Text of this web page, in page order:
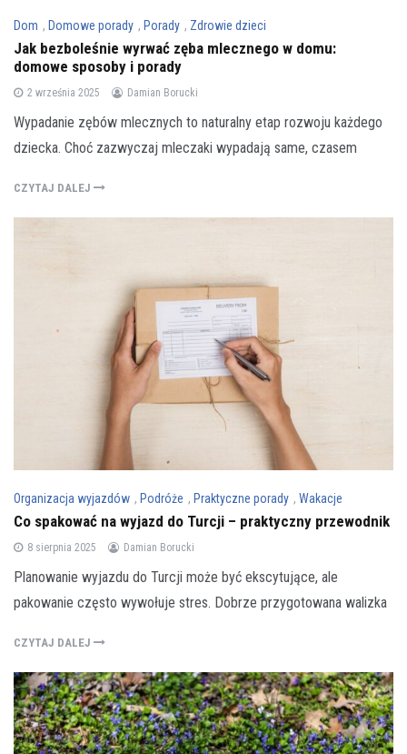
Dom , Domowe porady , Porady , Zdrowie dzieci
Jak bezboleśnie wyrwać zęba mlecznego w domu:
domowe sposoby i porady
2 września 2025 Damian Borucki
Wypadanie zębów mlecznych to naturalny etap rozwoju każdego
dziecka. Choć zazwyczaj mleczaki wypadają same, czasem
CZYTAJ DALEJ
Organizacja wyjazdów , Podróże , Praktyczne porady , Wakacje
Co spakować na wyjazd do Turcji – praktyczny przewodnik
8 sierpnia 2025 Damian Borucki
Planowanie wyjazdu do Turcji może być ekscytujące, ale
pakowanie często wywołuje stres. Dobrze przygotowana walizka
CZYTAJ DALEJ